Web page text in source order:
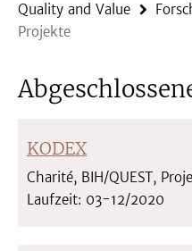
Quality and Value
Projekte
KODEX
Charité, BIH/QUEST,
Laufzeit: 03-12/2020